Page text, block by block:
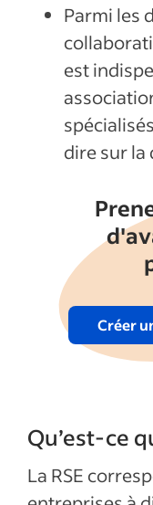
Parmi les
est
dire sur la
Créer
Qu’est-ce
La RSE